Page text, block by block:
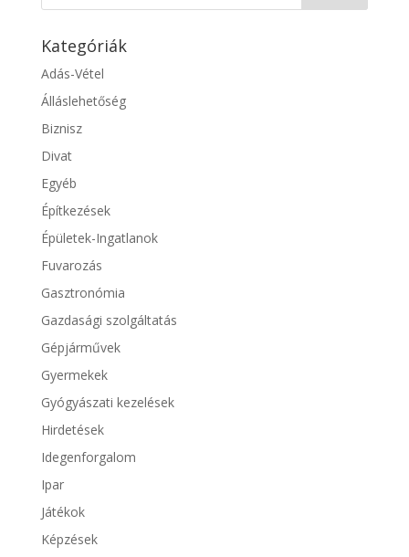
Kategóriák
Adás-Vétel
Álláslehetőség
Biznisz
Divat
Egyéb
Építkezések
Épületek-Ingatlanok
Fuvarozás
Gasztronómia
Gazdasági szolgáltatás
Gépjárművek
Gyermekek
Gyógyászati kezelések
Hirdetések
Idegenforgalom
Ipar
Játékok
Képzések